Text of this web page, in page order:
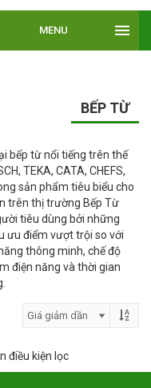
MENU
BẾP TỪ
bếp từ nổi tiếng trên thế
TEKA, CATA, CHEFS,
sản phẩm tiêu biểu cho
trên thị trường Bếp Từ
tiêu dùng bởi những
ưu điểm vượt trội so với
thông minh, chế độ
điện năng và thời gian
điều kiện lọc